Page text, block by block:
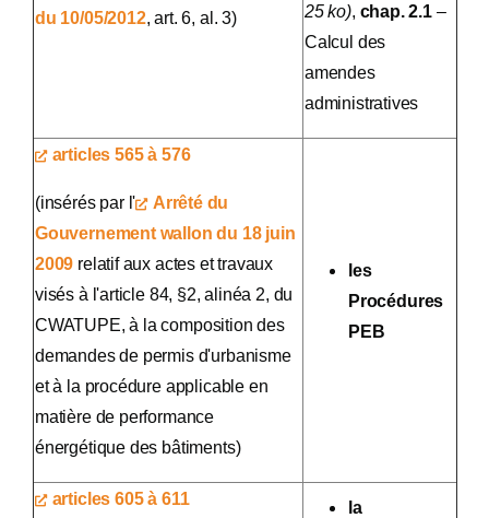
du 10/05/2012, art. 6, al. 3)
25 ko), chap. 2.1–
Calcul des
amendes
administratives
articles 565 à 576
(insérés par l'
Arrêté du
Gouvernement wallon du 18 juin
2009 relatif aux actes et travaux
visés à l'article 84, §2, alinéa 2, du
CWATUPE, à la composition des
demandes de permis d'urbanisme
et à la procédure applicable en
matière de performance
énergétique des bâtiments)
les
Procédures
PEB
articles 605 à 611
la